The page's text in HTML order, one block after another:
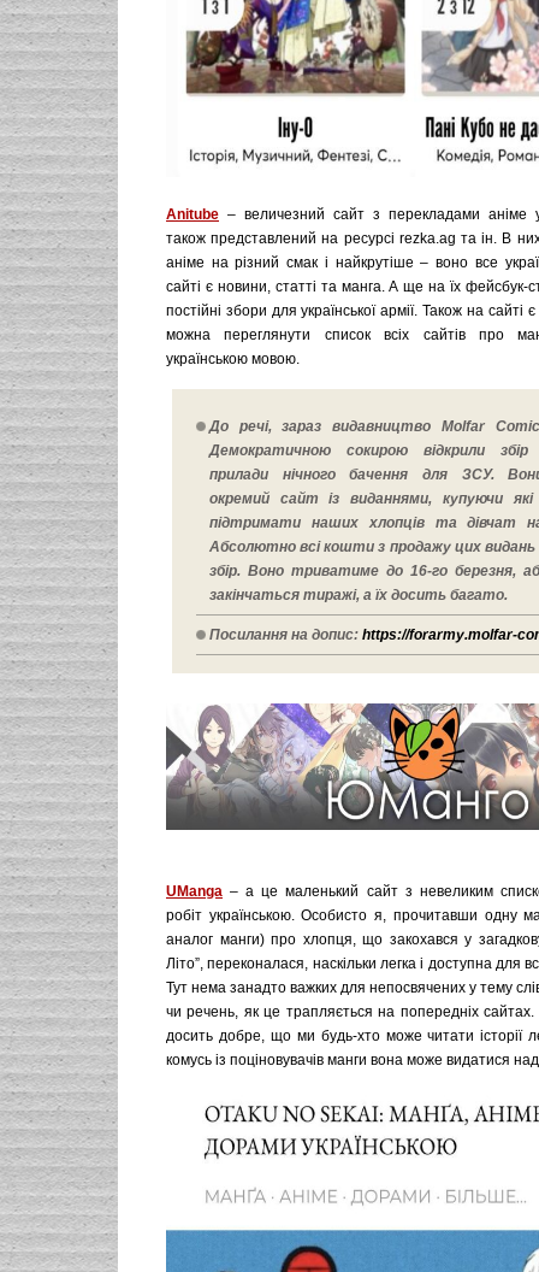
Anitube – величезний сайт з перекладами аніме
також представлений на ресурсі rezka.ag та ін. В
аніме на різний смак і найкрутіше – воно все
сайті є новини, статті та манга. А ще на їх фейсбук-
постійні збори для української армії. Також на сайті
можна переглянути список всіх сайтів про
українською мовою.
До речі, зараз видавництво Molfar
Демократичною сокирою відкрили
прилади нічного бачення для ЗСУ.
окремий сайт із виданнями, купуючи
підтримати наших хлопців та дівчат
Абсолютно всі кошти з продажу цих
збір. Воно триватиме до 16-го березня,
закінчаться тиражі, а їх досить багато.
Посилання на допис: https://forarmy.molfar-
UManga – а це маленький сайт з невеликим
робіт українською. Особисто я, прочитавши одну
аналог манги) про хлопця, що закохався у
Літо”, переконалася, наскільки легка і доступна для
Тут нема занадто важких для непосвячених у тему
чи речень, як це трапляється на попередніх
досить добре, що ми будь-хто може читати історії
комусь із поціновувачів манги вона може видатися